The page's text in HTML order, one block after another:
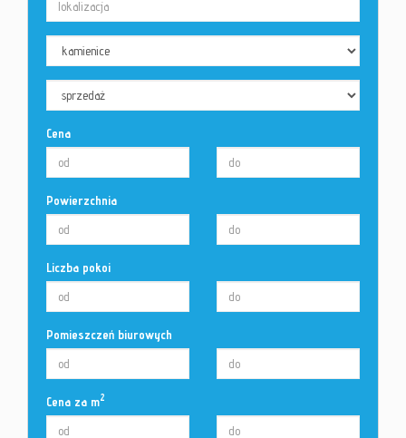
Cena
Powierzchnia
Liczba pokoi
Pomieszczeń biurowych
Cena za m2